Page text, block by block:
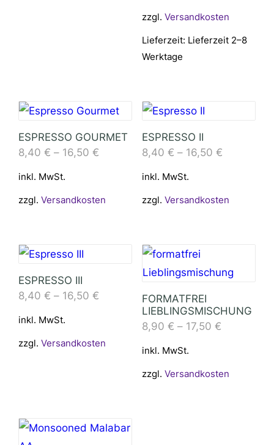
zzgl. Versandkosten
Lieferzeit: Lieferzeit 2–8
Werktage
ESPRESSO GOURMET
8,40€ – 16,50€
inkl. MwSt.
zzgl.Versandkosten
ESPRESSO II
8,40 € – 16,50 €
inkl. MwSt.
zzgl. Versandkosten
ESPRESSO III
8,40€ – 16,50€
inkl. MwSt.
zzgl.Versandkosten
FORMATFREI
LIEBLINGSMISCHUNG
8,90 € – 17,50 €
inkl. MwSt.
zzgl. Versandkosten